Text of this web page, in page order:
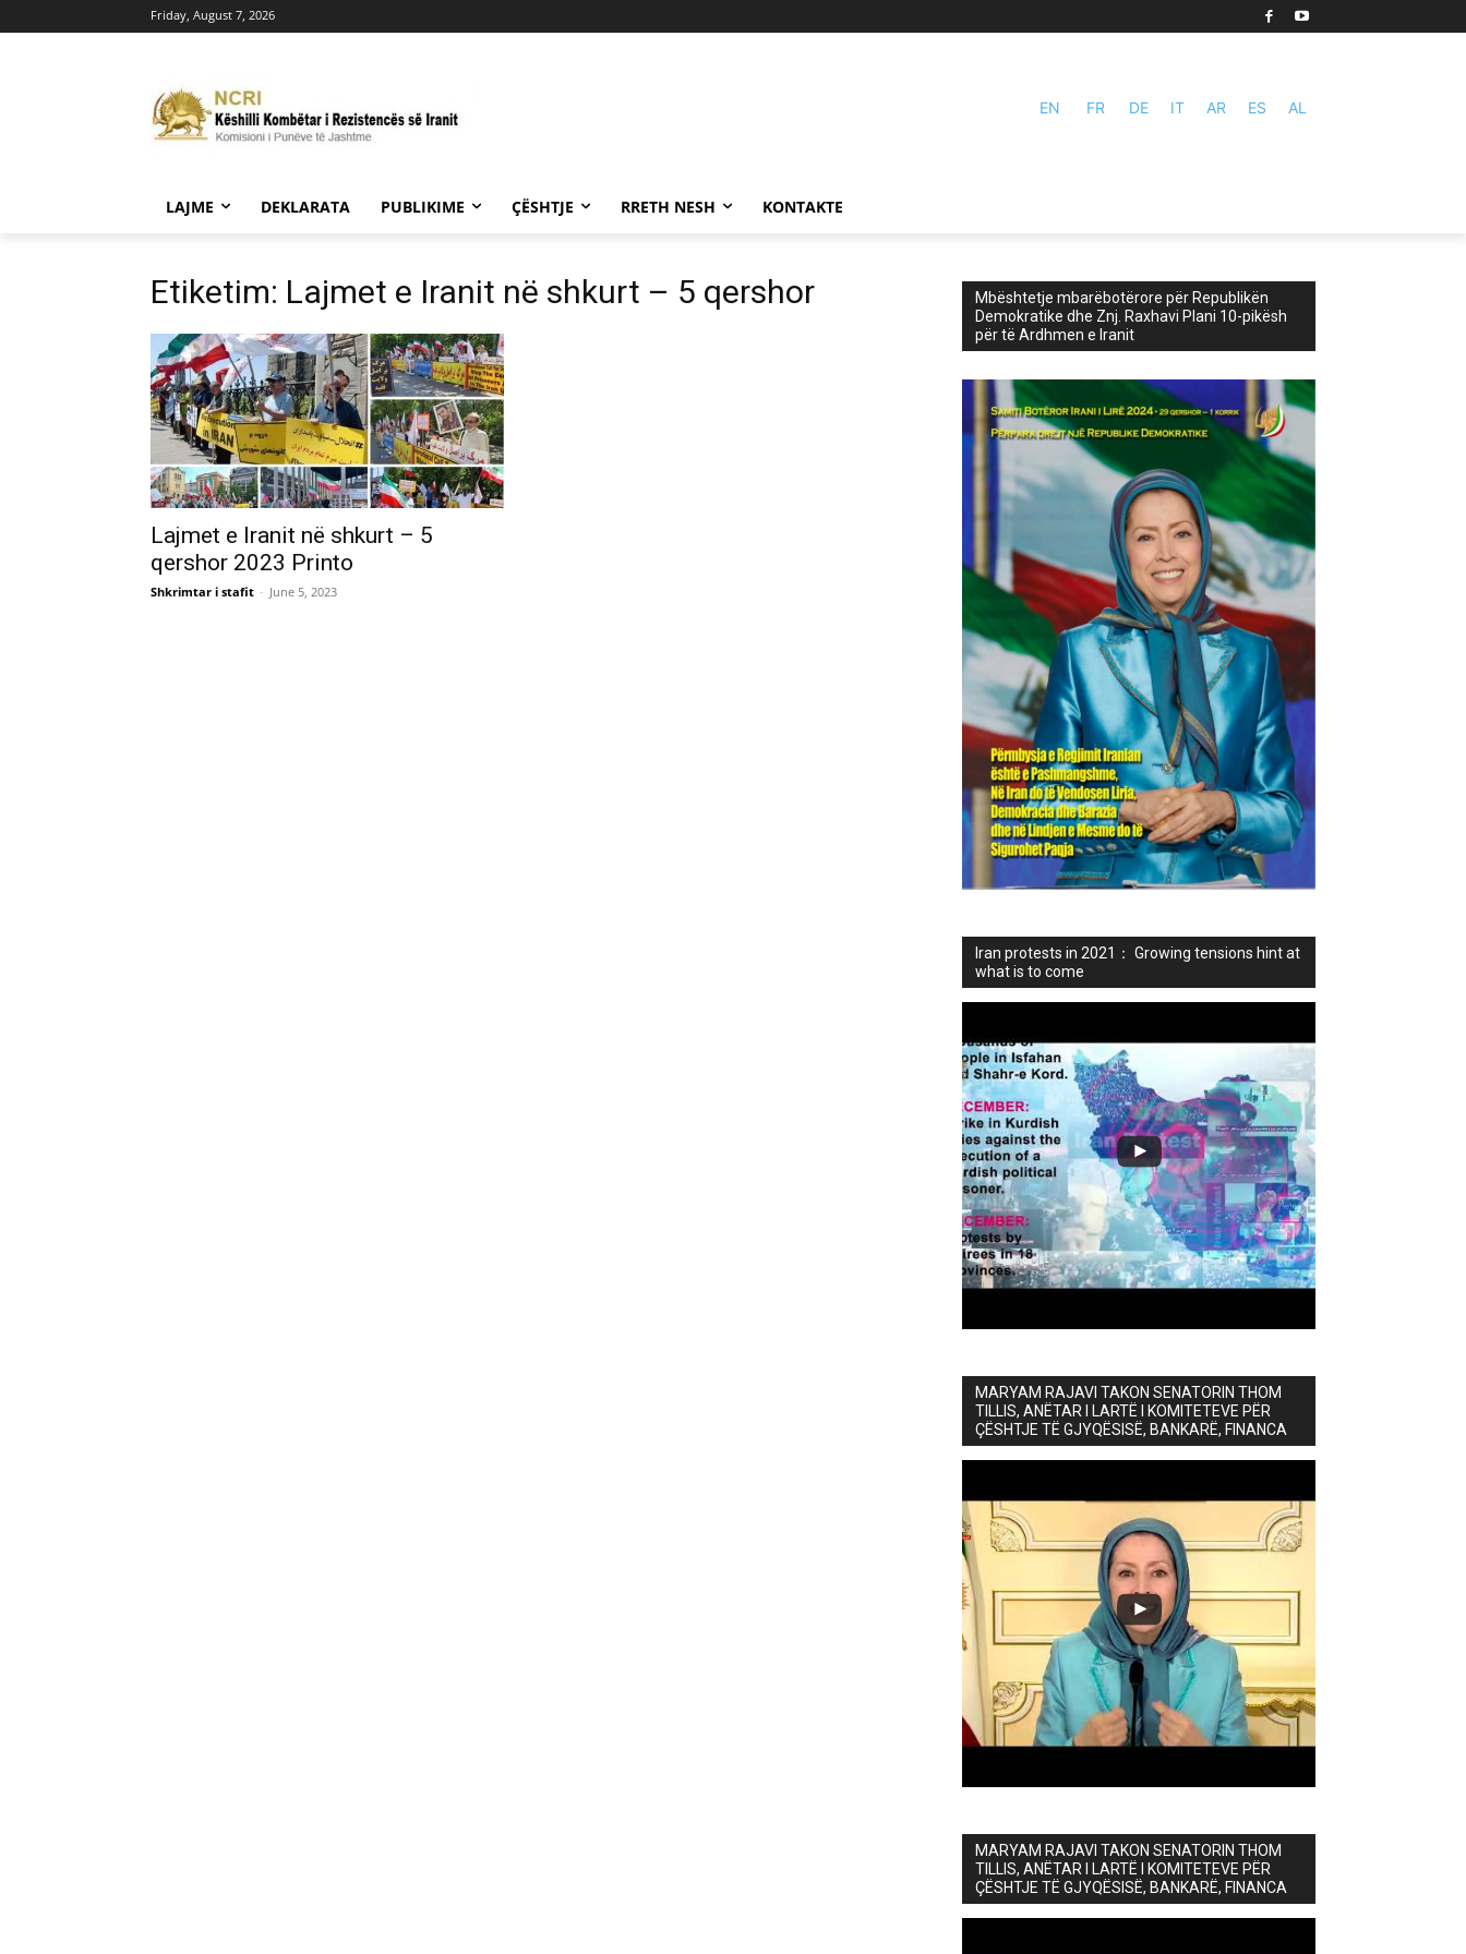
Friday, August 7, 2026
EN FR DE IT AR ES AL
LAJME DEKLARATA PUBLIKIME ÇËSHTJE RRETH NESH KONTAKTE
Etiketim: Lajmet e Iranit në shkurt – 5 qershor
Lajmet e Iranit në shkurt – 5
qershor 2023 Printo
Shkrimtar i stafit - June 5, 2023
Mbështetje mbarëbotërore për Republikën
Demokratike dhe Znj. Raxhavi Plani 10-pikësh
për të Ardhmen e Iranit
Iran protests in 2021： Growing tensions hint at
what is to come
MARYAM RAJAVI TAKON SENATORIN THOM
TILLIS, ANËTAR I LARTË I KOMITETEVE PËR
ÇËSHTJE TË GJYQËSISË, BANKARË, FINANCA
MARYAM RAJAVI TAKON SENATORIN THOM
TILLIS, ANËTAR I LARTË I KOMITETEVE PËR
ÇËSHTJE TË GJYQËSISË, BANKARË, FINANCA